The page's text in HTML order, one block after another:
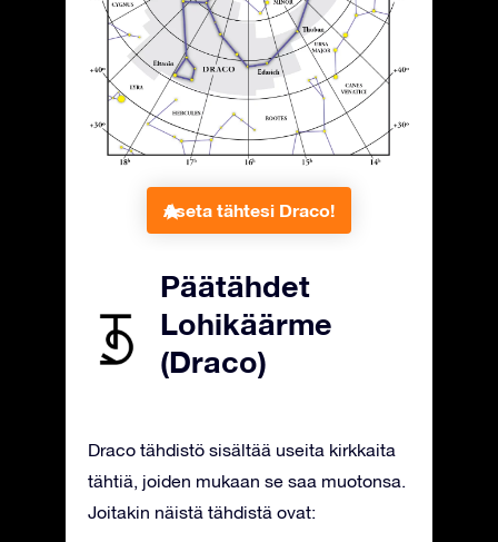
Aseta tähtesi Draco!
Päätähdet
Lohikäärme
(Draco)
Draco tähdistö sisältää useita kirkkaita
tähtiä, joiden mukaan se saa muotonsa.
Joitakin näistä tähdistä ovat: